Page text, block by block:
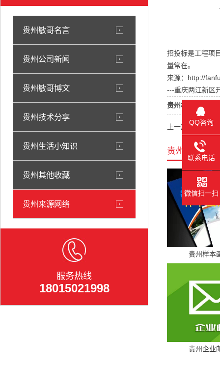
贵州敏哥名言
贵州公司新闻
贵州敏哥博文
贵州技术分享
贵州生活小知识
贵州其他收藏
贵州来源网络
服务热线
18015021998
招投标是工程项
量常在。
来源：http://
---重庆两江新区
贵州相关标签：
上一篇：贵州依
贵州相关产品
贵州样本
贵州企业
QQ咨询
联系电话
微信扫一扫